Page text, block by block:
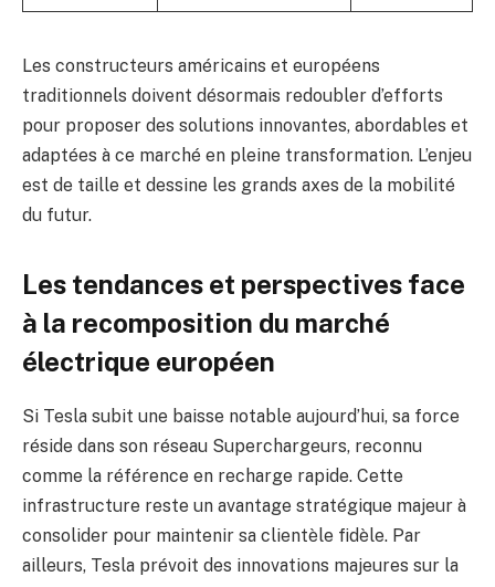
Les constructeurs américains et européens
traditionnels doivent désormais redoubler d’efforts
pour proposer des solutions innovantes, abordables et
adaptées à ce marché en pleine transformation. L’enjeu
est de taille et dessine les grands axes de la mobilité
du futur.
Les tendances et perspectives face
à la recomposition du marché
électrique européen
Si Tesla subit une baisse notable aujourd’hui, sa force
réside dans son réseau Superchargeurs, reconnu
comme la référence en recharge rapide. Cette
infrastructure reste un avantage stratégique majeur à
consolider pour maintenir sa clientèle fidèle. Par
ailleurs, Tesla prévoit des innovations majeures sur la